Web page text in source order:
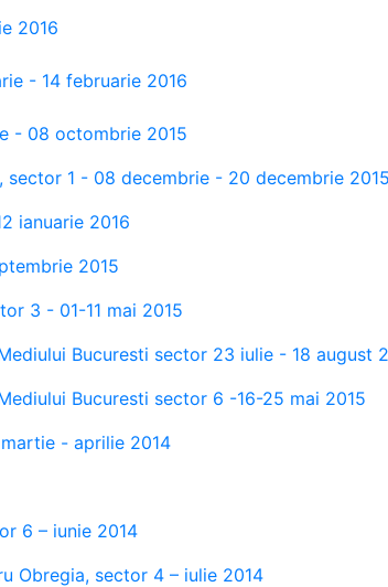
2016
- 14 februarie 2016
- 08 octombrie 2015
1 - 08 decembrie - 20 decembrie 2015
ianuarie 2016
2015
3 - 01-11 mai 2015
Bucuresti sector 23 iulie - 18 august
Bucuresti sector 6 -16-25 mai 2015
- aprilie 2014
6 – iunie 2014
Obregia, sector 4 – iulie 2014